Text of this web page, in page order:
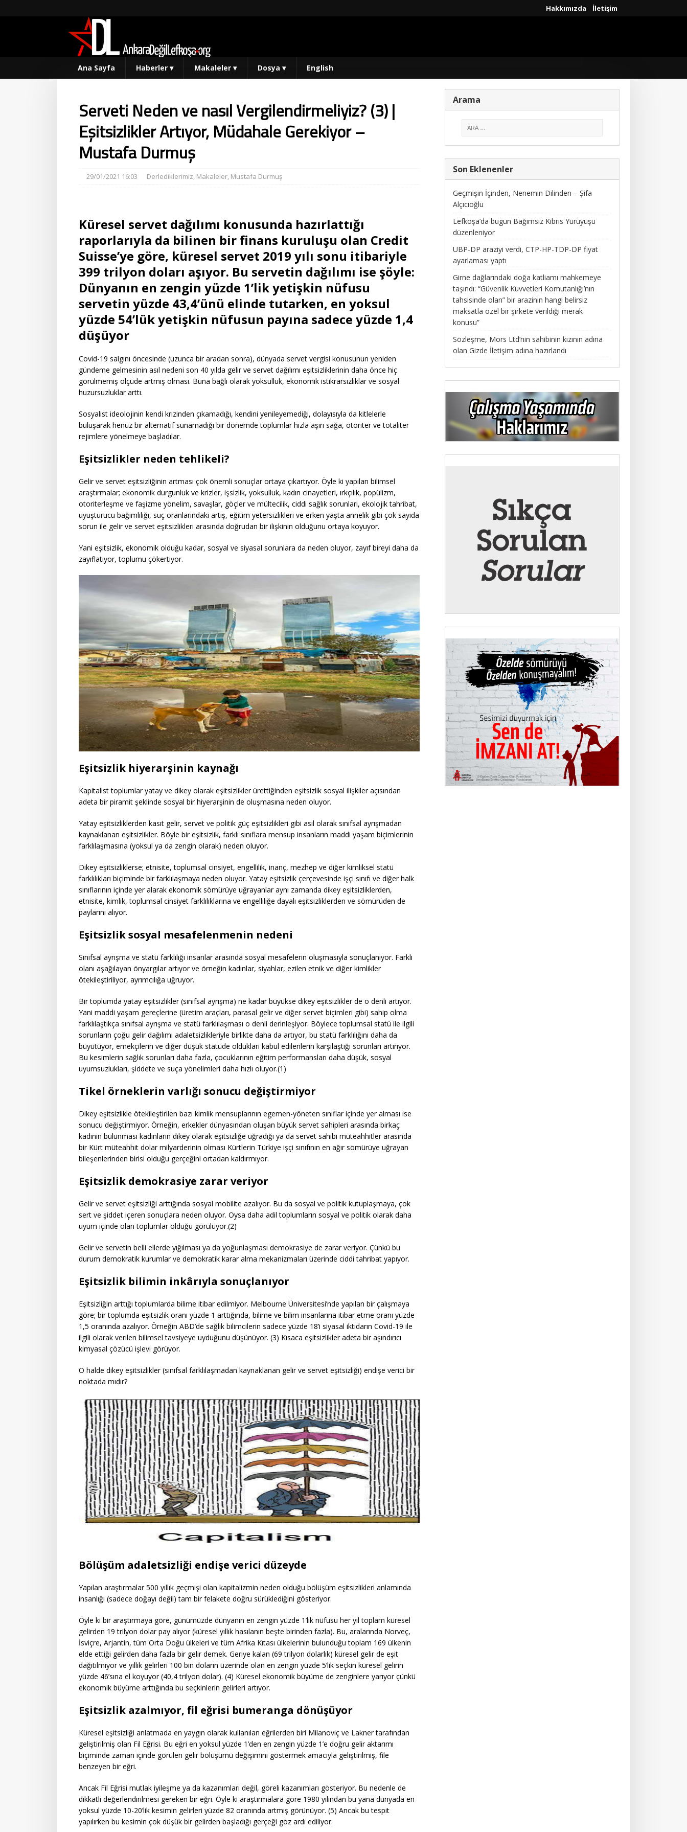
Hakkımızda İletişim
Ana Sayfa Haberler ▾ Makaleler ▾ Dosya ▾ English
Serveti Neden ve nasıl Vergilendirmeliyiz? (3) |
Eşitsizlikler Artıyor, Müdahale Gerekiyor –
Mustafa Durmuş
29/01/2021 16:03 Derlediklerimiz, Makaleler, Mustafa Durmuş
Küresel servet dağılımı konusunda hazırlattığı
raporlarıyla da bilinen bir finans kuruluşu olan Credit
Suisse’ye göre, küresel servet 2019 yılı sonu itibariyle
399 trilyon doları aşıyor. Bu servetin dağılımı ise şöyle:
Dünyanın en zengin yüzde 1’lik yetişkin nüfusu
servetin yüzde 43,4’ünü elinde tutarken, en yoksul
yüzde 54’lük yetişkin nüfusun payına sadece yüzde 1,4
düşüyor
Covid-19 salgını öncesinde (uzunca bir aradan sonra), dünyada servet vergisi konusunun yeniden
gündeme gelmesinin asıl nedeni son 40 yılda gelir ve servet dağılımı eşitsizliklerinin daha önce hiç
görülmemiş ölçüde artmış olması. Buna bağlı olarak yoksulluk, ekonomik istikrarsızlıklar ve sosyal
huzursuzluklar arttı.
Sosyalist ideolojinin kendi krizinden çıkamadığı, kendini yenileyemediği, dolayısıyla da kitlelerle
buluşarak henüz bir alternatif sunamadığı bir dönemde toplumlar hızla aşırı sağa, otoriter ve totaliter
rejimlere yönelmeye başladılar.
Eşitsizlikler neden tehlikeli?
Gelir ve servet eşitsizliğinin artması çok önemli sonuçlar ortaya çıkartıyor. Öyle ki yapılan bilimsel
araştırmalar; ekonomik durgunluk ve krizler, işsizlik, yoksulluk, kadın cinayetleri, ırkçılık, popülizm,
otoriterleşme ve faşizme yönelim, savaşlar, göçler ve mültecilik, ciddi sağlık sorunları, ekolojik tahribat,
uyuşturucu bağımlılığı, suç oranlarındaki artış, eğitim yetersizlikleri ve erken yaşta annelik gibi çok sayıda
sorun ile gelir ve servet eşitsizlikleri arasında doğrudan bir ilişkinin olduğunu ortaya koyuyor.
Yani eşitsizlik, ekonomik olduğu kadar, sosyal ve siyasal sorunlara da neden oluyor, zayıf bireyi daha da
zayıflatıyor, toplumu çökertiyor.
Eşitsizlik hiyerarşinin kaynağı
Kapitalist toplumlar yatay ve dikey olarak eşitsizlikler ürettiğinden eşitsizlik sosyal ilişkiler açısından
adeta bir piramit şeklinde sosyal bir hiyerarşinin de oluşmasına neden oluyor.
Yatay eşitsizliklerden kasıt gelir, servet ve politik güç eşitsizlikleri gibi asıl olarak sınıfsal ayrışmadan
kaynaklanan eşitsizlikler. Böyle bir eşitsizlik, farklı sınıflara mensup insanların maddi yaşam biçimlerinin
farklılaşmasına (yoksul ya da zengin olarak) neden oluyor.
Dikey eşitsizliklerse; etnisite, toplumsal cinsiyet, engellilik, inanç, mezhep ve diğer kimliksel statü
farklılıkları biçiminde bir farklılaşmaya neden oluyor. Yatay eşitsizlik çerçevesinde işçi sınıfı ve diğer halk
sınıflarının içinde yer alarak ekonomik sömürüye uğrayanlar aynı zamanda dikey eşitsizliklerden,
etnisite, kimlik, toplumsal cinsiyet farklılıklarına ve engelliliğe dayalı eşitsizliklerden ve sömürüden de
paylarını alıyor.
Eşitsizlik sosyal mesafelenmenin nedeni
Sınıfsal ayrışma ve statü farklılığı insanlar arasında sosyal mesafelerin oluşmasıyla sonuçlanıyor. Farklı
olanı aşağılayan önyargılar artıyor ve örneğin kadınlar, siyahlar, ezilen etnik ve diğer kimlikler
ötekileştiriliyor, ayrımcılığa uğruyor.
Bir toplumda yatay eşitsizlikler (sınıfsal ayrışma) ne kadar büyükse dikey eşitsizlikler de o denli artıyor.
Yani maddi yaşam gereçlerine (üretim araçları, parasal gelir ve diğer servet biçimleri gibi) sahip olma
farklılaştıkça sınıfsal ayrışma ve statü farklılaşması o denli derinleşiyor. Böylece toplumsal statü ile ilgili
sorunların çoğu gelir dağılımı adaletsizlikleriyle birlikte daha da artıyor, bu statü farklılığını daha da
büyütüyor, emekçilerin ve diğer düşük statüde oldukları kabul edilenlerin karşılaştığı sorunları artırıyor.
Bu kesimlerin sağlık sorunları daha fazla, çocuklarının eğitim performansları daha düşük, sosyal
uyumsuzlukları, şiddete ve suça yönelimleri daha hızlı oluyor.(1)
Tikel örneklerin varlığı sonucu değiştirmiyor
Dikey eşitsizlikle ötekileştirilen bazı kimlik mensuplarının egemen-yöneten sınıflar içinde yer alması ise
sonucu değiştirmiyor. Örneğin, erkekler dünyasından oluşan büyük servet sahipleri arasında birkaç
kadının bulunması kadınların dikey olarak eşitsizliğe uğradığı ya da servet sahibi müteahhitler arasında
bir Kürt müteahhit dolar milyarderinin olması Kürtlerin Türkiye işçi sınıfının en ağır sömürüye uğrayan
bileşenlerinden birisi olduğu gerçeğini ortadan kaldırmıyor.
Eşitsizlik demokrasiye zarar veriyor
Gelir ve servet eşitsizliği arttığında sosyal mobilite azalıyor. Bu da sosyal ve politik kutuplaşmaya, çok
sert ve şiddet içeren sonuçlara neden oluyor. Oysa daha adil toplumların sosyal ve politik olarak daha
uyum içinde olan toplumlar olduğu görülüyor.(2)
Gelir ve servetin belli ellerde yığılması ya da yoğunlaşması demokrasiye de zarar veriyor. Çünkü bu
durum demokratik kurumlar ve demokratik karar alma mekanizmaları üzerinde ciddi tahribat yapıyor.
Eşitsizlik bilimin inkârıyla sonuçlanıyor
Eşitsizliğin arttığı toplumlarda bilime itibar edilmiyor. Melbourne Üniversitesi’nde yapılan bir çalışmaya
göre; bir toplumda eşitsizlik oranı yüzde 1 arttığında, bilime ve bilim insanlarına itibar etme oranı yüzde
1,5 oranında azalıyor. Örneğin ABD’de sağlık bilimcilerin sadece yüzde 18’i siyasal iktidarın Covid-19 ile
ilgili olarak verilen bilimsel tavsiyeye uyduğunu düşünüyor. (3) Kısaca eşitsizlikler adeta bir aşındırıcı
kimyasal çözücü işlevi görüyor.
O halde dikey eşitsizlikler (sınıfsal farklılaşmadan kaynaklanan gelir ve servet eşitsizliği) endişe verici bir
noktada mıdır?
Bölüşüm adaletsizliği endişe verici düzeyde
Yapılan araştırmalar 500 yıllık geçmişi olan kapitalizmin neden olduğu bölüşüm eşitsizlikleri anlamında
insanlığı (sadece doğayı değil) tam bir felakete doğru sürüklediğini gösteriyor.
Öyle ki bir araştırmaya göre, günümüzde dünyanın en zengin yüzde 1’lik nüfusu her yıl toplam küresel
gelirden 19 trilyon dolar pay alıyor (küresel yıllık hasılanın beşte birinden fazla). Bu, aralarında Norveç,
İsviçre, Arjantin, tüm Orta Doğu ülkeleri ve tüm Afrika Kıtası ülkelerinin bulunduğu toplam 169 ülkenin
elde ettiği gelirden daha fazla bir gelir demek. Geriye kalan (69 trilyon dolarlık) küresel gelir de eşit
dağıtılmıyor ve yıllık gelirleri 100 bin doların üzerinde olan en zengin yüzde 5’lik seçkin küresel gelirin
yüzde 46’sına el koyuyor (40,4 trilyon dolar). (4) Küresel ekonomik büyüme de zenginlere yarıyor çünkü
ekonomik büyüme arttığında bu seçkinlerin gelirleri artıyor.
Eşitsizlik azalmıyor, fil eğrisi bumeranga dönüşüyor
Küresel eşitsizliği anlatmada en yaygın olarak kullanılan eğrilerden biri Milanoviç ve Lakner tarafından
geliştirilmiş olan Fil Eğrisi. Bu eğri en yoksul yüzde 1’den en zengin yüzde 1’e doğru gelir aktarımı
biçiminde zaman içinde görülen gelir bölüşümü değişimini göstermek amacıyla geliştirilmiş, file
benzeyen bir eğri.
Ancak Fil Eğrisi mutlak iyileşme ya da kazanımları değil, göreli kazanımları gösteriyor. Bu nedenle de
dikkatli değerlendirilmesi gereken bir eğri. Öyle ki araştırmalara göre 1980 yılından bu yana dünyada en
yoksul yüzde 10-20’lik kesimin gelirleri yüzde 82 oranında artmış görünüyor. (5) Ancak bu tespit
yapılırken bu kesimin çok düşük bir gelirden başladığı gerçeği göz ardı ediliyor.
Arama
Son Eklenenler
Geçmişin İçinden, Nenemin Dilinden – Şifa
Alçıcıoğlu
Lefkoşa’da bugün Bağımsız Kıbrıs Yürüyüşü
düzenleniyor
UBP-DP araziyi verdi, CTP-HP-TDP-DP fiyat
ayarlaması yaptı
Girne dağlarındaki doğa katliamı mahkemeye
taşındı: “Güvenlik Kuvvetleri Komutanlığı’nın
tahsisinde olan” bir arazinin hangi belirsiz
maksatla özel bir şirkete verildiği merak
konusu”
Sözleşme, Mors Ltd’nin sahibinin kızının adına
olan Gizde İletişim adına hazırlandı